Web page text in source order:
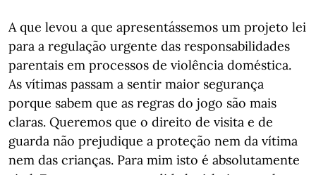
A que levou a que apresentássemos um projeto lei
para a regulação urgente das responsabilidades
parentais em processos de violência doméstica.
As vítimas passam a sentir maior segurança
porque sabem que as regras do jogo são mais
claras. Queremos que o direito de visita e de
guarda não prejudique a proteção nem da vítima
nem das crianças. Para mim isto é absolutamente